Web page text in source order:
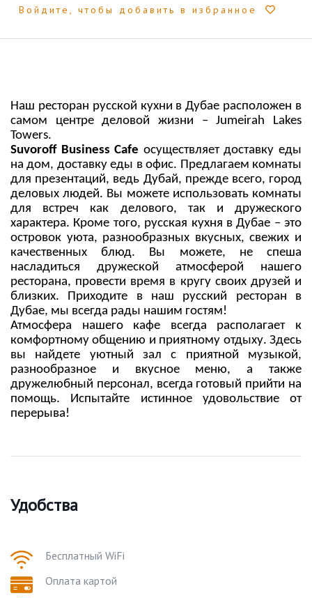
Войдите, чтобы добавить в избранное
Наш ресторан русской кухни в Дубае расположен в
самом центре деловой жизни – Jumeirah Lakes
Towers.
Suvoroff Business Cafe осуществляет доставку еды
на дом, доставку еды в офис. Предлагаем комнаты
для презентаций, ведь Дубай, прежде всего, город
деловых людей. Вы можете использовать комнаты
для встреч как делового, так и дружеского
характера. Кроме того, русская кухня в Дубае – это
островок уюта, разнообразных вкусных, свежих и
качественных блюд. Вы можете, не спеша
насладиться дружеской атмосферой нашего
ресторана, провести время в кругу своих друзей и
близких. Приходите в наш русский ресторан в
Дубае, мы всегда рады нашим гостям!
Атмосфера нашего кафе всегда располагает к
комфортному общению и приятному отдыху. Здесь
вы найдете уютный зал с приятной музыкой,
разнообразное и вкусное меню, а также
дружелюбный персонал, всегда готовый прийти на
помощь. Испытайте истинное удовольствие от
перерыва!
Удобства
Бесплатный WiFi
Оплата картой